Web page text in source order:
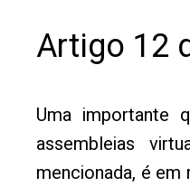
Artigo 12
Uma importante
assembleias
mencionada, é